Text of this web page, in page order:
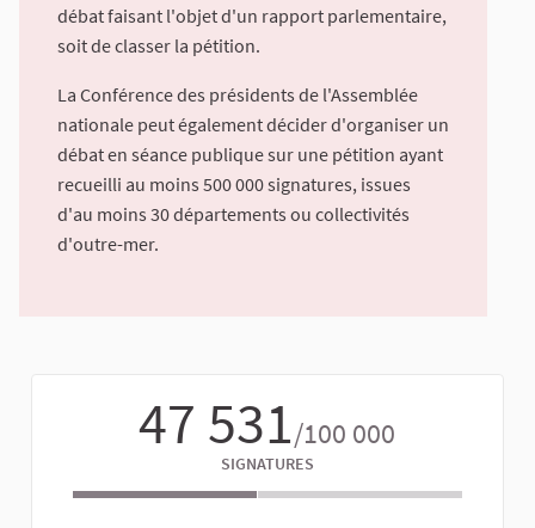
débat faisant l'objet d'un rapport parlementaire,
soit de classer la pétition.
La Conférence des présidents de l'Assemblée
nationale peut également décider d'organiser un
débat en séance publique sur une pétition ayant
recueilli au moins 500 000 signatures, issues
d'au moins 30 départements ou collectivités
d'outre-mer.
47 531/100 000
SIGNATURES